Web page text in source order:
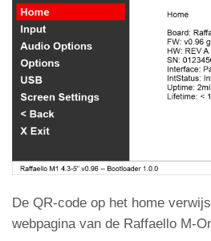
De QR-code op het home
webpagina van de Raffaello M-